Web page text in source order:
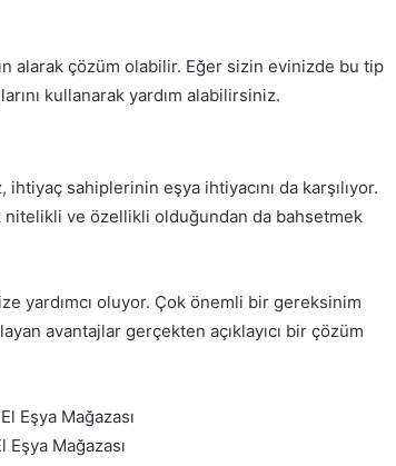
alarak çözüm olabilir. Eğer sizin evinizde bu tip
kullanarak yardım alabilirsiniz.
sahiplerinin eşya ihtiyacını da karşılıyor.
nitelikli ve özellikli olduğundan da bahsetmek
yardımcı oluyor. Çok önemli bir gereksinim
avantajlar gerçekten açıklayıcı bir çözüm
Eşya Mağazası